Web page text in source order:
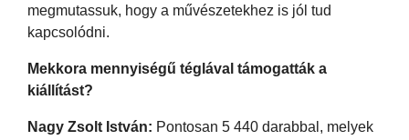
megmutassuk, hogy a művészetekhez is jól tud
kapcsolódni.
Mekkora mennyiségű téglával támogatták a
kiállítást?
Nagy Zsolt István: Pontosan 5 440 darabbal, melyek